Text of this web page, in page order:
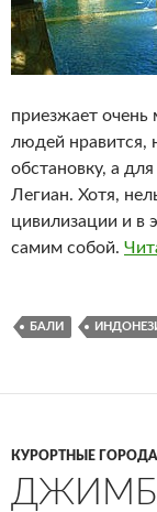
приезжает очень
людей нравится,
обстановку, а
Легиан. Хотя,
цивилизации и в
самим собой.
БАЛИ
КУРОРТНЫЕ ГОРОДА